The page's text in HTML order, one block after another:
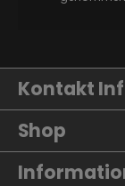
Kontakt
Shop